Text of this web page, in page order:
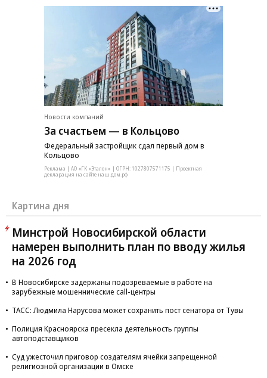
Новости компаний
За счастьем — в Кольцово
Федеральный застройщик сдал первый дом в
Кольцово
Реклама | АО «ГК «Эталон» | ОГРН: 1027807571175 | Проектная
декларация на сайте наш.дом.рф
Картина дня
Минстрой Новосибирской области
намерен выполнить план по вводу жилья
на 2026 год
В Новосибирске задержаны подозреваемые в работе на
зарубежные мошеннические call-центры
ТАСС: Людмила Нарусова может сохранить пост сенатора от Тувы
Полиция Красноярска пресекла деятельность группы
автоподставщиков
Суд ужесточил приговор создателям ячейки запрещенной
религиозной организации в Омске